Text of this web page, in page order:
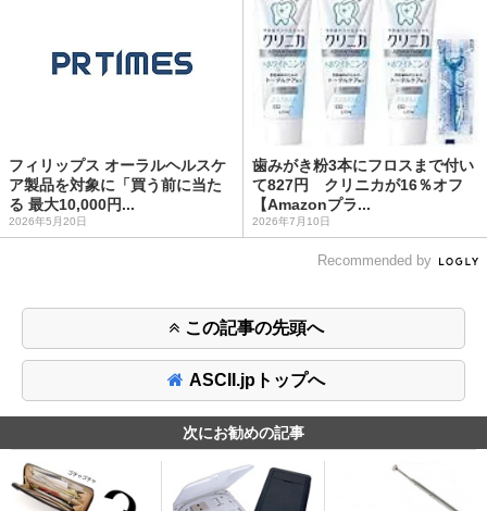
フィリップス オーラルヘルスケ
ア製品を対象に「買う前に当た
る 最大10,000円...
2026年5月20日
歯みがき粉3本にフロスまで付い
て827円 クリニカが16％オフ
【Amazonプラ...
2026年7月10日
Recommended by
この記事の先頭へ
ASCII.jpトップへ
次にお勧めの記事